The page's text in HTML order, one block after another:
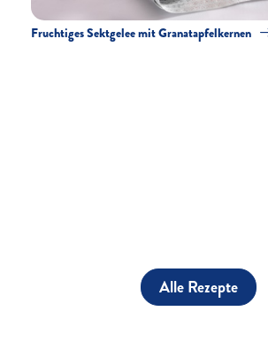
Fruchtiges Sektgelee mit Granatapfelkernen
Alle Rezepte